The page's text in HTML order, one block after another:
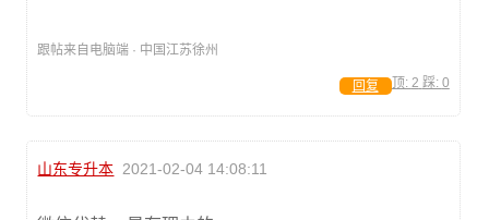
跟帖来自电脑端 · 中国江苏徐州
顶: 2 踩: 0
回复
山东专升本 2021-02-04 14:08:11